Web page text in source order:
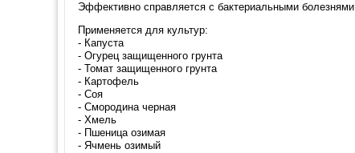
Эффективно справляется с бактериальными
Применяется для культур:
- Капуста
- Огурец защищенного грунта
- Томат защищенного грунта
- Картофель
- Соя
- Смородина черная
- Хмель
- Пшеница озимая
- Ячмень озимый